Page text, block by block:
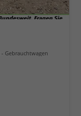
Gebrauchtwagen